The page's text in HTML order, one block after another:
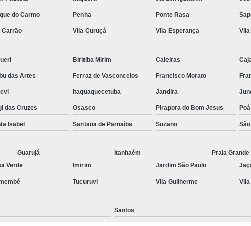
Preenchimento Capilar Central
Preenchimento Capilar com
Preenchimento Capilar Feminino
Preenchimento Capilar na Testa
Preenchimento Capilar para
Tratamento para a Calvície Feminina
Tratamento para Calvície com
Tratamento para Calvície Homem
do Carmo Penha Ponte Rasa
Carrão Vila Curuçá Vila Esperança
Biritiba Mirim Caieiras
das Artes Ferraz de Vasconcelos Francisco Morato
Itaquaquecetuba Jandira
das Cruzes Osasco Pirapora do Bom Jesus Poá
Isabel Santana de Parnaíba Suzano
Guarujá Itanhaém Praia Grande
Verde Imirim Jardim São Paulo
Tucuruvi Vila Guilherme
Santos